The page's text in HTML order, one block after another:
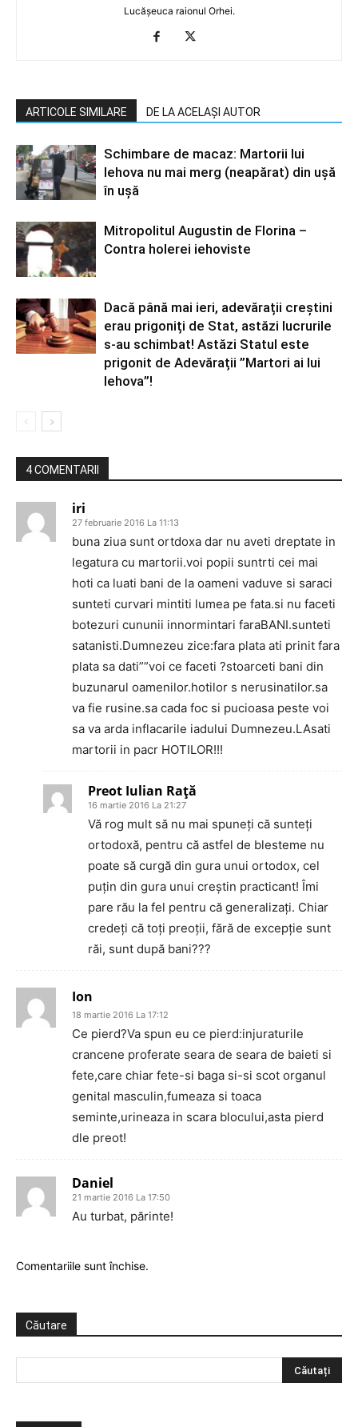
Lucășeuca raionul Orhei.
ARTICOLE SIMILARE DE LA ACELAȘI AUTOR
Schimbare de macaz: Martorii lui
Iehova nu mai merg (neapărat) din ușă
în ușă
Mitropolitul Augustin de Florina –
Contra holerei iehoviste
Dacă până mai ieri, adevărații creștini
erau prigoniți de Stat, astăzi lucrurile
s-au schimbat! Astăzi Statul este
prigonit de Adevărații ”Martori ai lui
Iehova”!
4 COMENTARII
iri
27 februarie 2016 La 11:13
buna ziua sunt ortdoxa dar nu aveti dreptate in
legatura cu martorii.voi popii suntrti cei mai
hoti ca luati bani de la oameni vaduve si saraci
sunteti curvari mintiti lumea pe fata.si nu faceti
botezuri cununii innormintari faraBANI.sunteti
satanisti.Dumnezeu zice:fara plata ati prinit fara
plata sa dati””voi ce faceti ?stoarceti bani din
buzunarul oamenilor.hotilor s nerusinatilor.sa
va fie rusine.sa cada foc si pucioasa peste voi
sa va arda inflacarile iadului Dumnezeu.LAsati
martorii in pacr HOTILOR!!!
Preot Iulian Raţă
16 martie 2016 La 21:27
Vă rog mult să nu mai spuneți că sunteți
ortodoxă, pentru că astfel de blesteme nu
poate să curgă din gura unui ortodox, cel
puțin din gura unui creștin practicant! Îmi
pare rău la fel pentru că generalizați. Chiar
credeți că toți preoții, fără de excepție sunt
răi, sunt după bani???
Ion
18 martie 2016 La 17:12
Ce pierd?Va spun eu ce pierd:injuraturile
crancene proferate seara de seara de baieti si
fete,care chiar fete-si baga si-si scot organul
genital masculin,fumeaza si toaca
seminte,urineaza in scara blocului,asta pierd
dle preot!
Daniel
21 martie 2016 La 17:50
Au turbat, părinte!
Comentariile sunt închise.
Căutare